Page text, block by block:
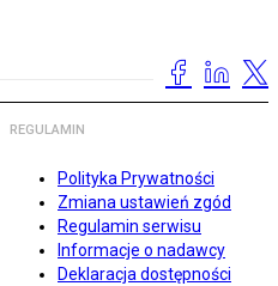
REGULAMIN
Polityka Prywatności
Zmiana ustawień zgód
Regulamin serwisu
Informacje o nadawcy
Deklaracja dostępności